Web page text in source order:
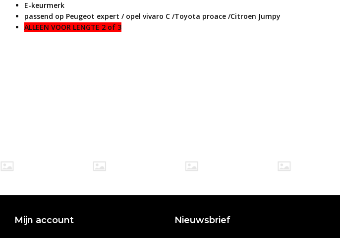
E-keurmerk
passend op Peugeot expert / opel vivaro C /Toyota proace /Citroen Jumpy
ALLEEN VOOR LENGTE 2 of 3
Mijn account Nieuwsbrief